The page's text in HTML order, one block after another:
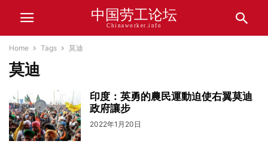
中国劳工论坛
Chinaworker.info
Home Tags 莫迪
莫迪
印度：英勇的農民運動迫使右翼莫迪
政府讓步
2022年1月20日